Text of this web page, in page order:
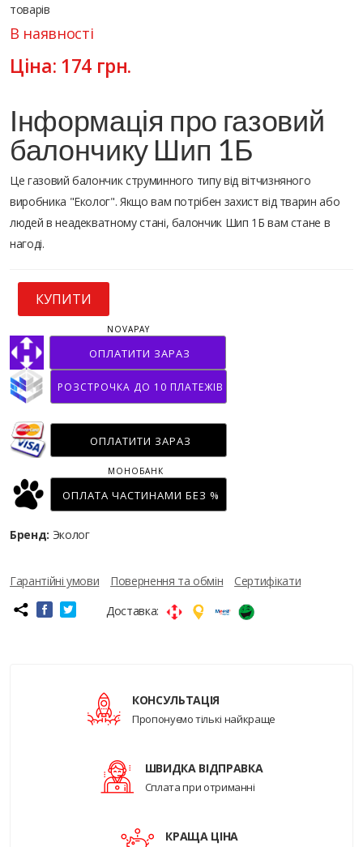
товарів
В наявності
Ціна: 174грн.
Інформація про газовий
балончику Шип 1Б
Це газовий балончик струминного типу від вітчизняного
виробника "Еколог". Якщо вам потрібен захист від тварин або
людей в неадекватному стані, балончик Шип 1Б вам стане в
нагоді.
КУПИТИ
ОПЛАТИТИ ЗАРАЗ
NOVAPAY
РОЗСТРОЧКА ДО 10 ПЛАТЕЖІВ
ОПЛАТИТИ ЗАРАЗ
ОПЛАТА ЧАСТИНАМИ БЕЗ %
МОНОБАНК
Бренд: Эколог
Гарантійні умови Повернення та обмін
Сертифікати
Доставка:
КОНСУЛЬТАЦІЯ
Пропонуємо тількі найкраще
ШВИДКА ВІДПРАВКА
Сплата при отриманні
КРАЩА ЦІНА